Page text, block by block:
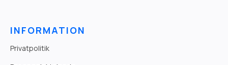
INFORMATION
Privatpolitik